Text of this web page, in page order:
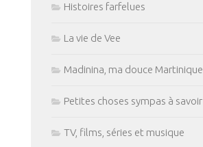
Histoires farfelues
La vie de Vee
Madinina, ma douce Martinique
Petites choses sympas à savoir
TV, films, séries et musique